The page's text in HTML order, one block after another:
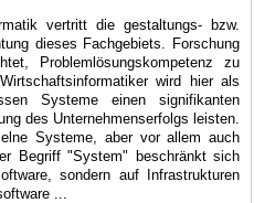
vertritt die gestaltungs- bzw.
dieses Fachgebiets. Forschung
Problemlösungskompetenz zu
wird hier als
Systeme einen signifikanten
des Unternehmenserfolgs leisten.
Systeme, aber vor allem auch
Begriff "System" beschränkt sich
sondern auf Infrastrukturen
...